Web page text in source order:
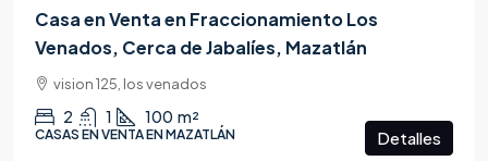
Casa en Venta en Fraccionamiento Los
Venados, Cerca de Jabalíes, Mazatlán
vision 125, los venados
2 1 100 m²
CASAS EN VENTA EN MAZATLÁN Detalles